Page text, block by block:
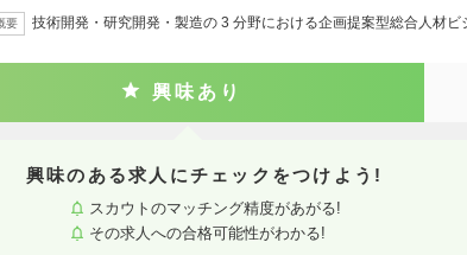
要 技術開発・研究開発・製造の 3 分野における企画提案型総合人材ビ
興味あり
興味のある求人にチェックをつけよう!
スカウトのマッチング精度があがる!
その求人への合格可能性がわかる!